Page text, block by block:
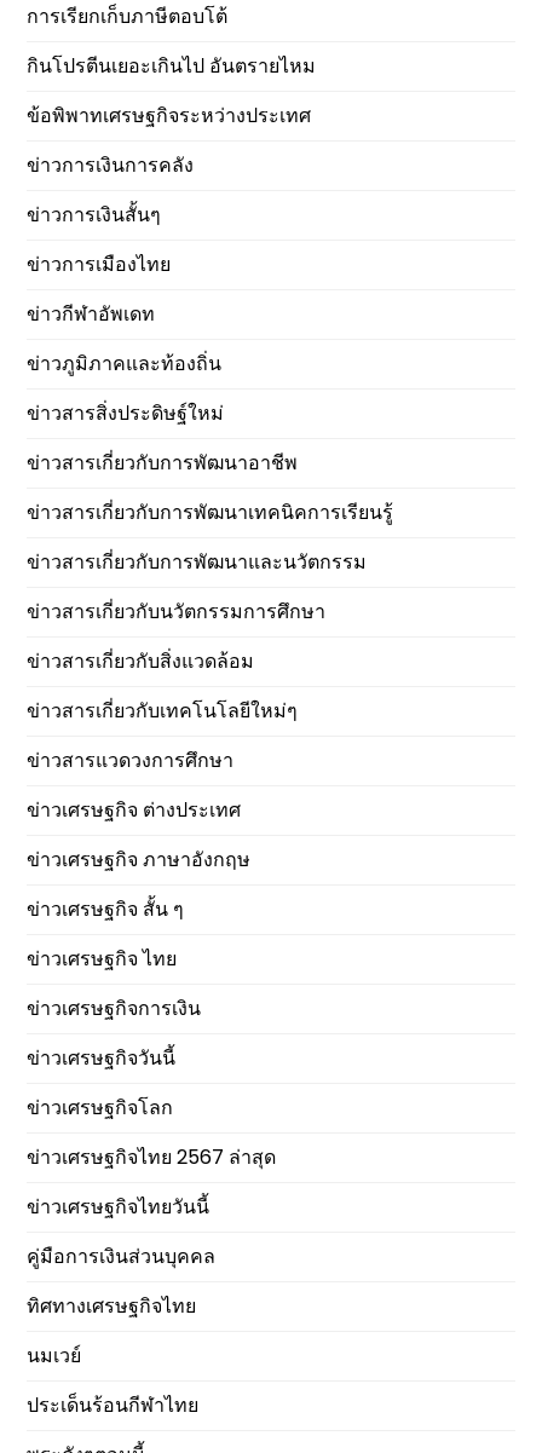
การเรียกเก็บภาษีตอบโต้
กินโปรตีนเยอะเกินไป อันตรายไหม
ข้อพิพาทเศรษฐกิจระหว่างประเทศ
ข่าวการเงินการคลัง
ข่าวการเงินสั้นๆ
ข่าวการเมืองไทย
ข่าวกีฬาอัพเดท
ข่าวภูมิภาคและท้องถิ่น
ข่าวสารสิ่งประดิษฐ์ใหม่
ข่าวสารเกี่ยวกับการพัฒนาอาชีพ
ข่าวสารเกี่ยวกับการพัฒนาเทคนิคการเรียนรู้
ข่าวสารเกี่ยวกับการพัฒนาและนวัตกรรม
ข่าวสารเกี่ยวกับนวัตกรรมการศึกษา
ข่าวสารเกี่ยวกับสิ่งแวดล้อม
ข่าวสารเกี่ยวกับเทคโนโลยีใหม่ๆ
ข่าวสารแวดวงการศึกษา
ข่าวเศรษฐกิจ ต่างประเทศ
ข่าวเศรษฐกิจ ภาษาอังกฤษ
ข่าวเศรษฐกิจ สั้น ๆ
ข่าวเศรษฐกิจ ไทย
ข่าวเศรษฐกิจการเงิน
ข่าวเศรษฐกิจวันนี้
ข่าวเศรษฐกิจโลก
ข่าวเศรษฐกิจไทย 2567 ล่าสุด
ข่าวเศรษฐกิจไทยวันนี้
คู่มือการเงินส่วนบุคคล
ทิศทางเศรษฐกิจไทย
นมเวย์
ประเด็นร้อนกีฬาไทย